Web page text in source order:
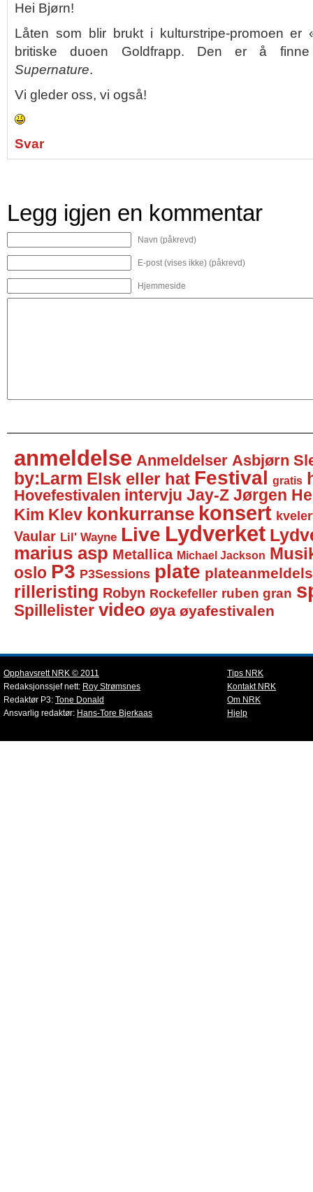
Hei Bjørn!
Låten som blir brukt i kulturstripe-promoen
britiske duoen Goldfrapp. Den er å finne
Supernature.
Vi gleder oss, vi også!
Svar
Legg igjen en kommentar
Navn (påkrevd)
E-post (vises ikke) (påkrevd)
Hjemmeside
anmeldelse Anmeldelser Asbjørn
by:Larm Elsk eller hat Festival gratis
Hovefestivalen intervju Jay-Z Jørgen
Kim Klev konkurranse konsert
Vaular Lil' Wayne Live Lydverket
marius asp Metallica Michael Jackson
oslo P3 P3Sessions plate
rilleristing Robyn Rockefeller ruben gran
Spillelister video øya øyafestivalen
Opphavsrett NRK © 2011
Redaksjonssjef nett: Roy Strømsnes
Redaktør P3: Tone Donald
Ansvarlig redaktør: Hans-Tore Bjerkaas
Tips NRK
Kontakt NRK
Om NRK
Hjelp